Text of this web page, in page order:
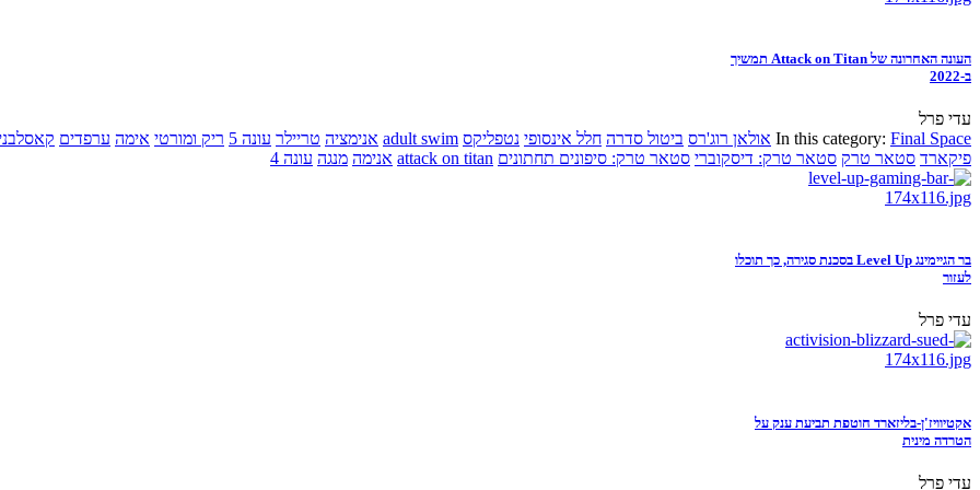
העונה האחרונה של Attack on Titan תמשיך
ב-2022
עדי פרל
In this category: Final Space אולאן רוג'רס ביטול סדרה חלל אינסופי נטפליקס adult swim אנימציה טריילר עונה 5 ריק ומורטי אימה ערפדים
פיקארד סטאר טרק סטאר טרק: דיסקוברי סטאר טרק: סיפונים תחתונים attack on titan אנימה מנגה עונה 4
בר הגיימינג Level Up בסכנת סגירה, כך תוכלו
לעזור
עדי פרל
אקטיוויז'ן-בליזארד חוטפת תביעת ענק על
הטרדה מינית
עדי פרל